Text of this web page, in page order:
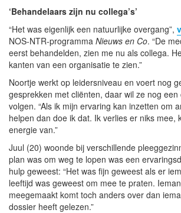
‘Behandelaars zijn nu collega’s’
“Het was eigenlijk een natuurlijke overgang”,
NOS-NTR-programma Nieuws en Co. “De
eerst behandelden, zien me nu als collega.
kanten van een organisatie te zien.”
Noortje werkt op leidersniveau en voert nog
gesprekken met cliënten, daar wil ze nog
volgen. “Als ik mijn ervaring kan inzetten om
helpen dan doe ik dat. Ik verlies er niks mee,
energie van.”
Juul (20) woonde bij verschillende
plan was om weg te lopen was een
hulp geweest: “Het was fijn geweest als er
leeftijd was geweest om mee te praten.
meegemaakt komt toch anders over dan
dossier heeft gelezen.”